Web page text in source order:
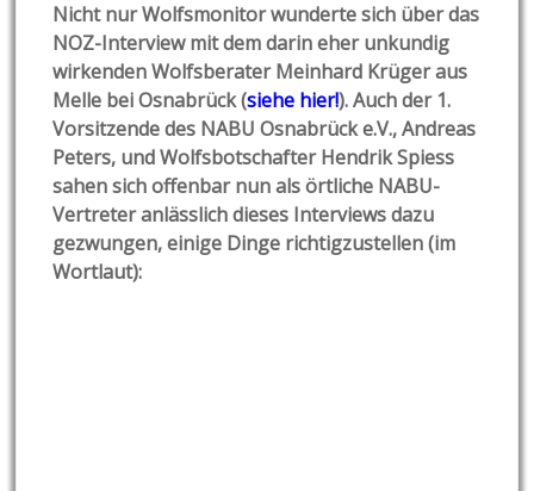
Nicht nur Wolfsmonitor wunderte sich über das
NOZ-Interview mit dem darin eher unkundig
wirkenden Wolfsberater Meinhard Krüger aus
Melle bei Osnabrück (siehe hier!). Auch der 1.
Vorsitzende des NABU Osnabrück e.V., Andreas
Peters, und Wolfsbotschafter Hendrik Spiess
sahen sich offenbar nun als örtliche NABU-
Vertreter anlässlich dieses Interviews dazu
gezwungen, einige Dinge richtigzustellen (im
Wortlaut):